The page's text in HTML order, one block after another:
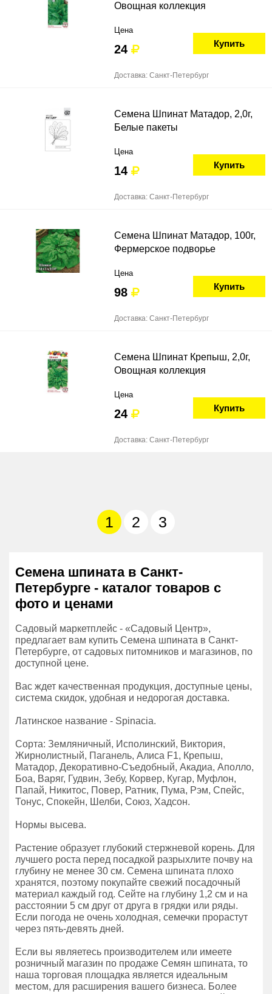
Овощная коллекция
Цена
24 Купить
Доставка: Санкт-Петербург
Семена Шпинат Матадор, 2,0г,
Белые пакеты
Цена
14 Купить
Доставка: Санкт-Петербург
Семена Шпинат Матадор, 100г,
Фермерское подворье
Цена
98 Купить
Доставка: Санкт-Петербург
Семена Шпинат Крепыш, 2,0г,
Овощная коллекция
Цена
24 Купить
Доставка: Санкт-Петербург
1 2 3
Семена шпината в Санкт-
Петербурге - каталог товаров с
фото и ценами
Садовый маркетплейс - «Садовый Центр»,
предлагает вам купить Семена шпината в Санкт-
Петербурге, от садовых питомников и магазинов, по
доступной цене.
Вас ждет качественная продукция, доступные цены,
система скидок, удобная и недорогая доставка.
Латинское название - Spinacia.
Сорта: Земляничный, Исполинский, Виктория,
Жирнолистный, Паганель, Алиса F1, Крепыш,
Матадор, Декоративно-Съедобный, Акадиа, Аполло,
Боа, Варяг, Гудвин, Зебу, Корвер, Кугар, Муфлон,
Папай, Никитос, Повер, Ратник, Пума, Рэм, Спейс,
Тонус, Спокейн, Шелби, Союз, Хадсон.
Нормы высева.
Растение образует глубокий стержневой корень. Для
лучшего роста перед посадкой разрыхлите почву на
глубину не менее 30 см. Семена шпината плохо
хранятся, поэтому покупайте свежий посадочный
материал каждый год. Сейте на глубину 1,2 см и на
расстоянии 5 см друг от друга в грядки или ряды.
Если погода не очень холодная, семечки прорастут
через пять-девять дней.
Если вы являетесь производителем или имеете
розничный магазин по продаже Семян шпината, то
наша торговая площадка является идеальным
местом, для расширения вашего бизнеса. Более